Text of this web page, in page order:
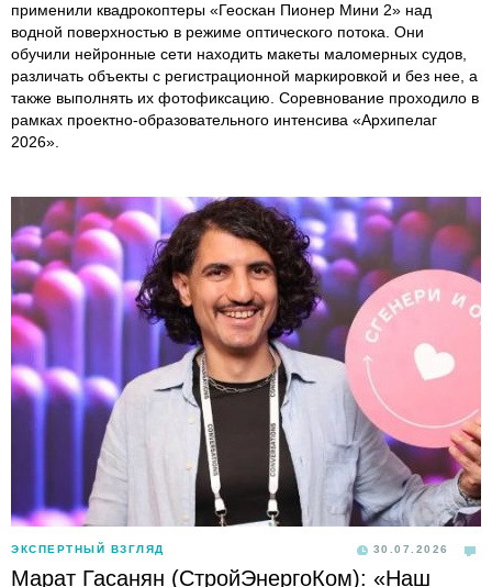
применили квадрокоптеры «Геоскан Пионер Мини 2» над
водной поверхностью в режиме оптического потока. Они
обучили нейронные сети находить макеты маломерных судов,
различать объекты с регистрационной маркировкой и без нее, а
также выполнять их фотофиксацию. Соревнование проходило в
рамках проектно-образовательного интенсива «Архипелаг
2026».
ЭКСПЕРТНЫЙ ВЗГЛЯД 30.07.2026
Марат Гасанян (СтройЭнергоКом): «Наш